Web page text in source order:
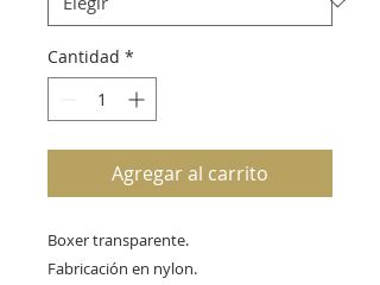
Cantidad *
Agregar al carrito
Boxer transparente.
Fabricación en nylon.